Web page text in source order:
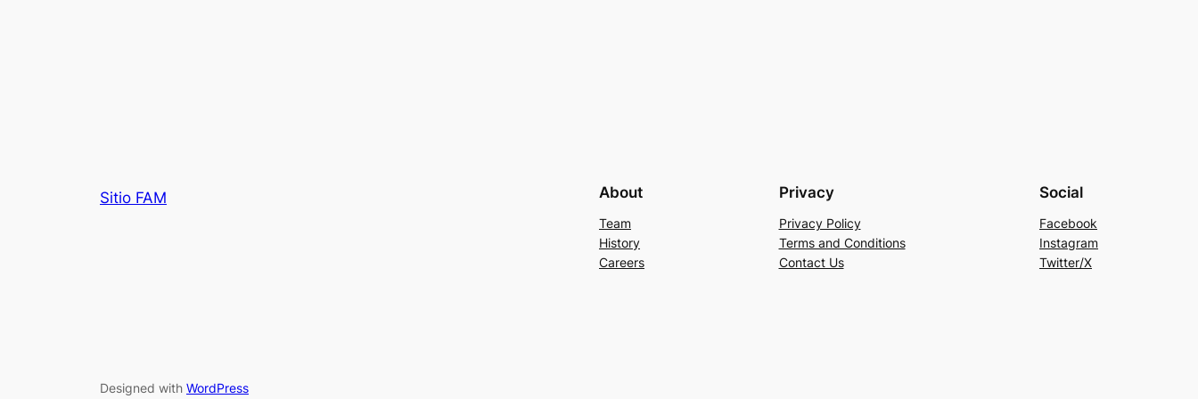
Sitio FAM About
Team
History
Careers
Privacy
Privacy Policy
Terms and Conditions
Contact Us
Social
Facebook
Instagram
Twitter/X
Designed with WordPress